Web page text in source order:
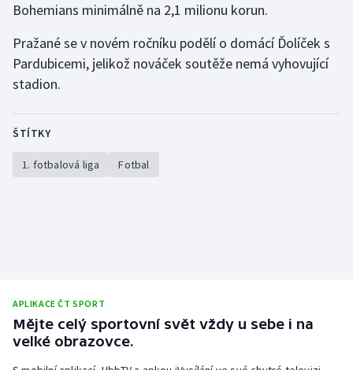
Bohemians minimálně na 2,1 milionu korun.
Pražané se v novém ročníku podělí o domácí Ďolíček s
Pardubicemi, jelikož nováček soutěže nemá vyhovující
stadion.
ŠTÍTKY
1. fotbalová liga Fotbal
APLIKACE ČT SPORT
Mějte celý sportovní svět vždy u sebe i na
velké obrazovce.